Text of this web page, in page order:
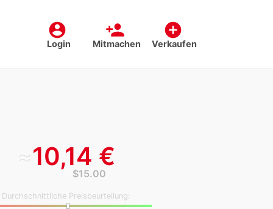
account_circle
Login
person_add
Mitmachen
add_circle
Verkaufen
≈10,14 €
$15.00
Durchschnittliche Preisbeurteilung: